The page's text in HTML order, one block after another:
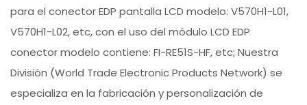
para el conector EDP pantalla LCD modelo: V570H1-L01,
V570H1-L02, etc, con el uso del módulo LCD EDP
conector modelo contiene: FI-RE51S-HF, etc; Nuestra
División (World Trade Electronic Products Network) se
especializa en la fabricación y personalización de